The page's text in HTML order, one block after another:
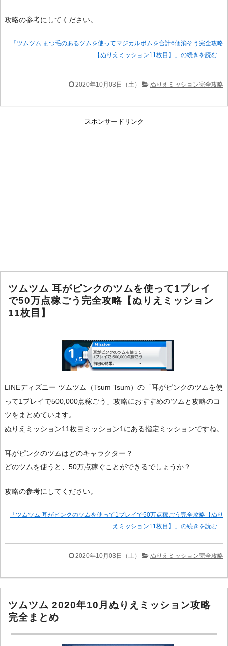
攻略の参考にしてください。
「ツムツム まつ毛のあるツムを使ってマジカルボムを合計6個消そう完全攻略
【ぬりえミッション11枚目】」の続きを読む…
2020年10月03日（土） ぬりえミッション完全攻略
スポンサードリンク
ツムツム 耳がピンクのツムを使って1プレイ
で50万点稼ごう完全攻略【ぬりえミッション
11枚目】
LINEディズニー ツムツム（Tsum Tsum）の「耳がピンクのツムを使
って1プレイで500,000点稼ごう」攻略におすすめのツムと攻略のコ
ツをまとめています。
ぬりえミッション11枚目ミッション1にある指定ミッションですね。
耳がピンクのツムはどのキャラクター？
どのツムを使うと、50万点稼ぐことができるでしょうか？
攻略の参考にしてください。
「ツムツム 耳がピンクのツムを使って1プレイで50万点稼ごう完全攻略【ぬり
えミッション11枚目】」の続きを読む…
2020年10月03日（土） ぬりえミッション完全攻略
ツムツム 2020年10月ぬりえミッション攻略
完全まとめ